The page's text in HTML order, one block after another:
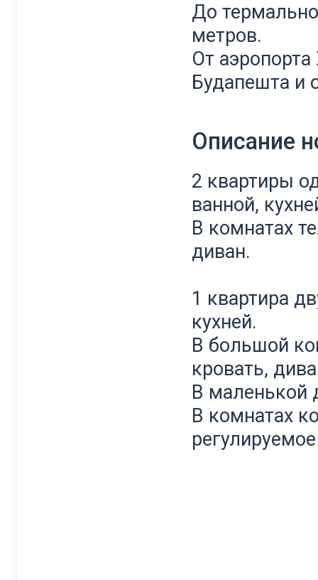
До
метров.
От
Будапешта и
Описание
2 квартиры
ванной,
В комнатах
диван.
1 квартира
кухней.
В большой
кровать,
В маленькой
В комнатах